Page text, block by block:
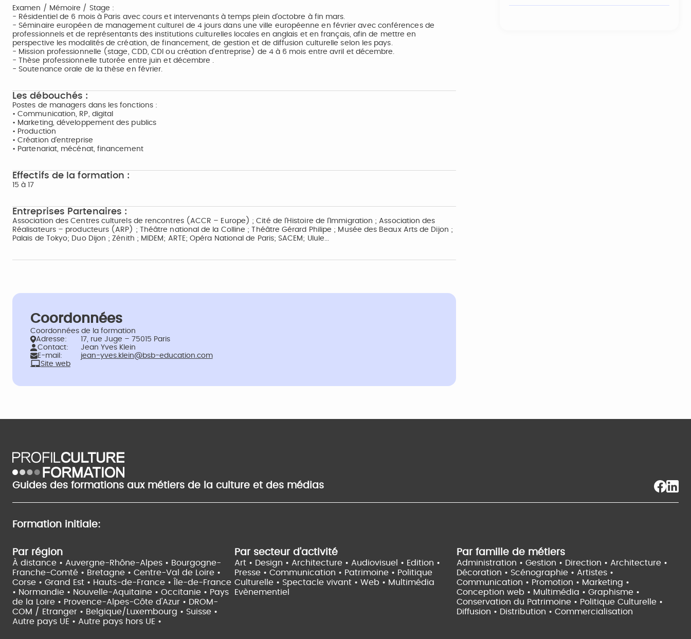
Examen / Mémoire / Stage :
- Résidentiel de 6 mois à Paris avec cours et intervenants à temps plein d’octobre à fin mars.
- Séminaire européen de management culturel de 4 jours dans une ville européenne en février avec conférences de
professionnels et de représentants des institutions culturelles locales en anglais et en français, afin de mettre en
perspective les modalités de création, de financement, de gestion et de diffusion culturelle selon les pays.
- Mission professionnelle (stage, CDD, CDI ou création d’entreprise) de 4 à 6 mois entre avril et décembre.
- Thèse professionnelle tutorée entre juin et décembre .
- Soutenance orale de la thèse en février.
Les débouchés :
Postes de managers dans les fonctions :
• Communication, RP, digital
• Marketing, développement des publics
• Production
• Création d’entreprise
• Partenariat, mécénat, financement
Effectifs de la formation :
15 à 17
Entreprises Partenaires :
Association des Centres culturels de rencontres (ACCR – Europe) ; Cité de l'Histoire de l'Immigration ; Association des
Réalisateurs – producteurs (ARP) ; Théâtre national de la Colline ; Théâtre Gérard Philipe ; Musée des Beaux Arts de Dijon ;
Palais de Tokyo; Duo Dijon ; Zénith ; MIDEM; ARTE; Opéra National de Paris; SACEM; Ulule...
Coordonnées
Coordonnées de la formation
Adresse:
17, rue Juge – 75015 Paris
Contact:
Jean Yves Klein
E-mail:
jean-yves.klein@bsb-education.com
Site web
Guides des formations aux métiers de la culture et des médias
Formation initiale:
Par région
À distance • Auvergne-Rhône-Alpes • Bourgogne-
Franche-Comté • Bretagne • Centre-Val de Loire •
Corse • Grand Est • Hauts-de-France •
Île-de-France
• Normandie • Nouvelle-Aquitaine • Occitanie • Pays
de la Loire • Provence-Alpes-Côte d'Azur • DROM-
COM / Etranger • Belgique/Luxembourg • Suisse •
Autre pays UE • Autre pays hors UE •
Par secteur d'activité
Art • Design • Architecture • Audiovisuel • Edition •
Presse • Communication • Patrimoine • Politique
Culturelle • Spectacle vivant • Web • Multimédia
Evènementiel
Par famille de métiers
Administration • Gestion • Direction • Architecture •
Décoration • Scénographie • Artistes •
Communication • Promotion • Marketing •
Conception web • Multimédia • Graphisme •
Conservation du Patrimoine • Politique Culturelle •
Diffusion • Distribution • Commercialisation